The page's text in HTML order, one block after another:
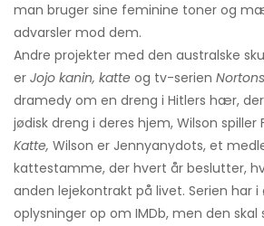
man bruger sine feminine toner og
advarsler mod dem.
Andre projekter med den australske
er Jojo kanin, katte og tv-serien Nortons
dramedy om en dreng i Hitlers hær,
jødisk dreng i deres hjem, Wilson spiller
Katte, Wilson er Jennyanydots, et
kattestamme, der hvert år beslutter,
anden lejekontrakt på livet. Serien har i
oplysninger op om IMDb, men den